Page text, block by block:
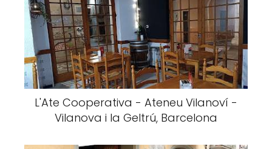
L'Ate Cooperativa - Ateneu Vilanoví -
Vilanova i la Geltrú, Barcelona